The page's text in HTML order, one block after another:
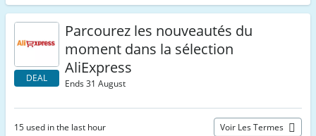
DEAL
Parcourez les nouveautés du
moment dans la sélection
AliExpress
Ends 31 August
15 used in the last hour Voir Les Termes